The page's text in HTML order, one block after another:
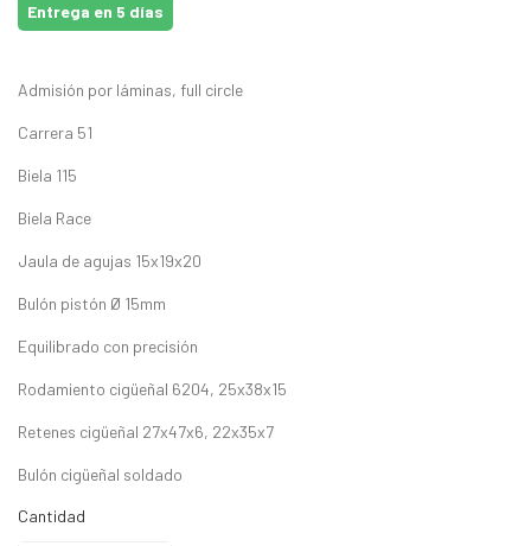
Entrega en 5 días
Admisión por láminas, full circle
Carrera 51
Biela 115
Biela Race
Jaula de agujas 15x19x20
Bulón pistón Ø 15mm
Equilibrado con precisión
Rodamiento cigüeñal 6204, 25x38x15
Retenes cigüeñal 27x47x6, 22x35x7
Bulón cigüeñal soldado
Cantidad